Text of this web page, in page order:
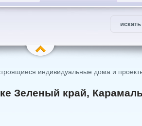
индивидуальные дома и проекты
Зеленый край,